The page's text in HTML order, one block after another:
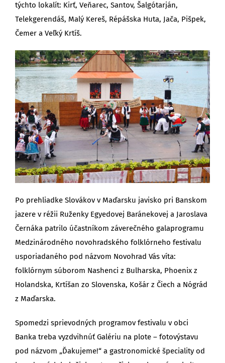
týchto lokalít: Kirť, Veňarec, Santov, Šalgótarján,
Telekgerendáš, Malý Kereš, Répášska Huta, Jača, Pišpek,
Čemer a Veľký Krtíš.
Po prehliadke Slovákov v Maďarsku javisko pri Banskom
jazere v réžii Ruženky Egyedovej Baránekovej a Jaroslava
Černáka patrilo účastníkom záverečného galaprogramu
Medzinárodného novohradského folklórneho festivalu
usporiadaného pod názvom Novohrad Vás víta:
folklórnym súborom Nashenci z Bulharska, Phoenix z
Holandska, Krtíšan zo Slovenska, Košár z Čiech a Nógrád
z Maďarska.
Spomedzi sprievodných programov festivalu v obci
Banka treba vyzdvihnúť Galériu na plote – fotovýstavu
pod názvom „Ďakujeme!“ a gastronomické špeciality od